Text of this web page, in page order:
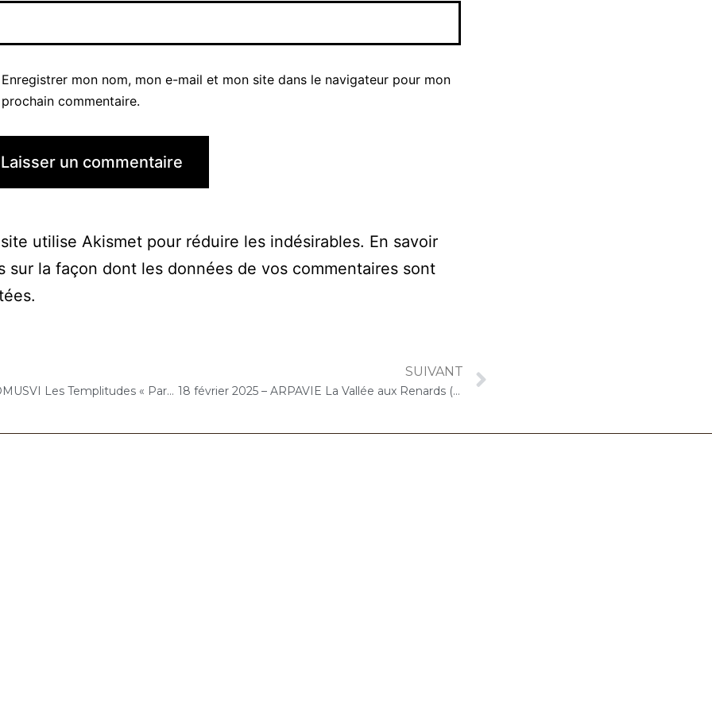
Enregistrer mon nom, mon e-mail et mon site dans le navigateur pour mon
prochain commentaire.
utilise Akismet pour réduire les indésirables. En savoir
sur la façon dont les données de vos commentaires sont
.
17 février 2025 – DOMUSVI Les Templitudes « Parc Clause » (Brétigny-sur-Orge) : Atelier « Chantons Ensemble »
SUIVANT
18 février 2025 – ARPAVIE La Vallée aux Renards (L’Haÿ-les-Roses) : Concert « Choco-Cello Solo »